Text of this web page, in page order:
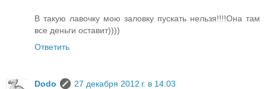
В такую лавочку мою заловку пускать нельзя!!!!Она там
все деньги оставит))))
Ответить
Dodo
27 декабря 2012 г. в 14:03